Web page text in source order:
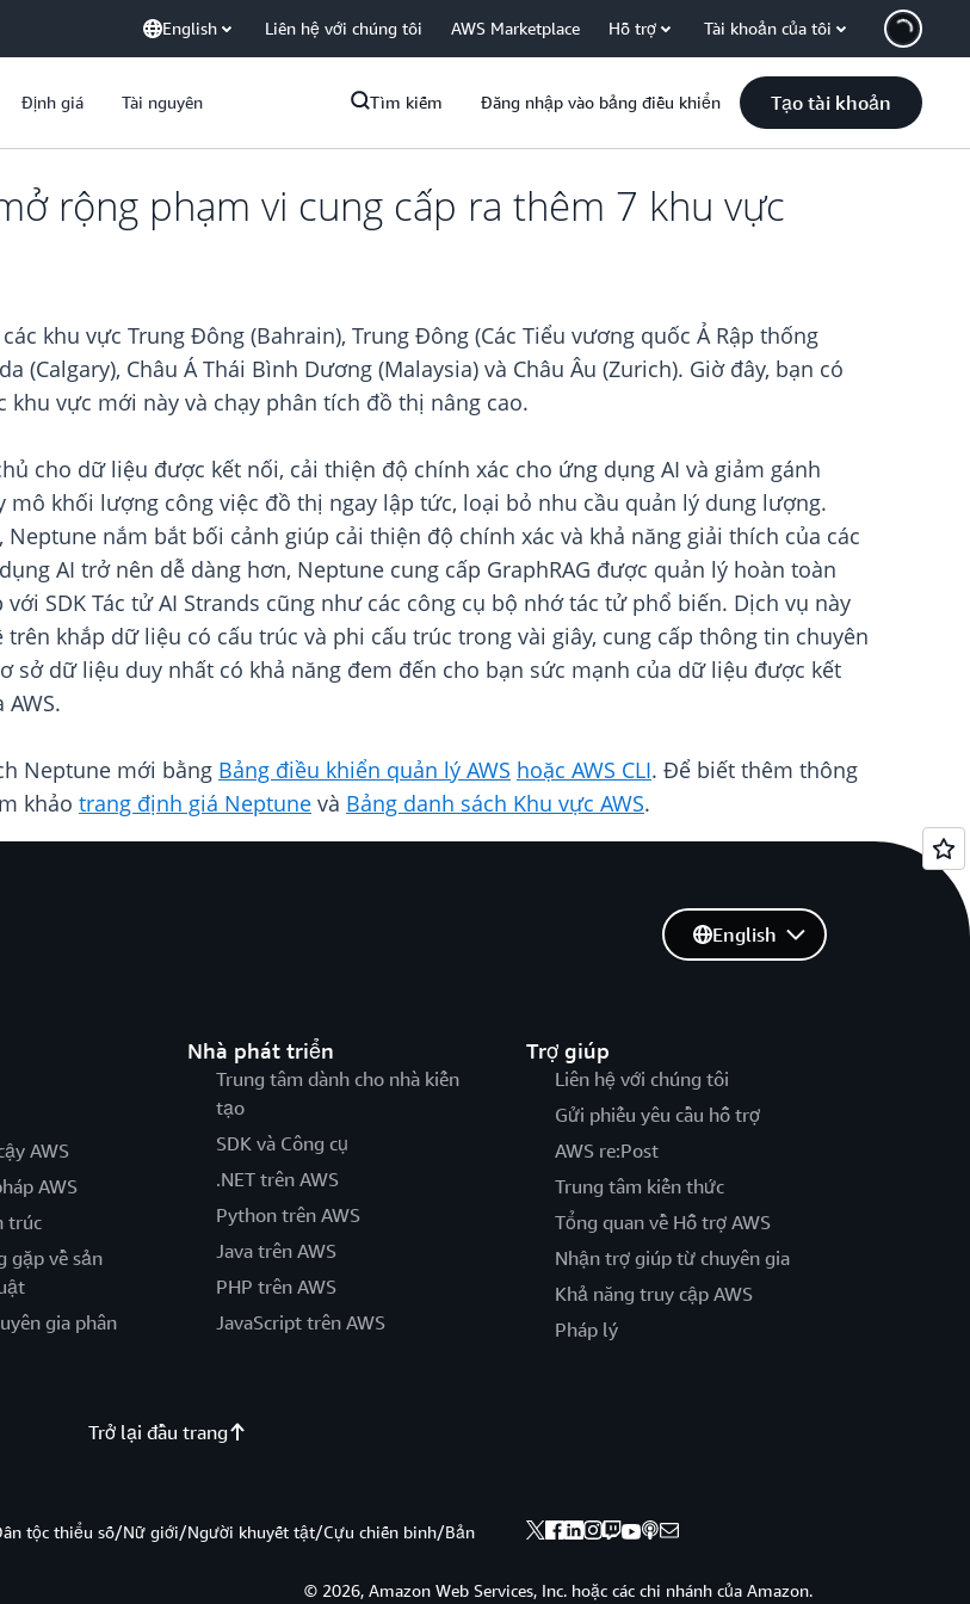
English Liên hệ với chúng tôi AWS Marketplace Hỗ trợ Tài khoản của tôi
Định giá Tài nguyên Tìm kiếm Đăng nhập vào bảng điều khiển Tạo tài khoản
rộng phạm vi cung cấp ra thêm 7 khu vực
khu vực Trung Đông (Bahrain), Trung Đông (Các Tiểu vương quốc Ả Rập thống
(Calgary), Châu Á Thái Bình Dương (Malaysia) và Châu Âu (Zurich). Giờ đây, bạn có
vực mới này và chạy phân tích đồ thị nâng cao.
cho dữ liệu được kết nối, cải thiện độ chính xác cho ứng dụng AI và giảm gánh
khối lượng công việc đồ thị ngay lập tức, loại bỏ nhu cầu quản lý dung lượng.
nắm bắt bối cảnh giúp cải thiện độ chính xác và khả năng giải thích của các
AI trở nên dễ dàng hơn, Neptune cung cấp GraphRAG được quản lý hoàn toàn
SDK Tác tử AI Strands cũng như các công cụ bộ nhớ tác tử phổ biến. Dịch vụ này
khắp dữ liệu có cấu trúc và phi cấu trúc trong vài giây, cung cấp thông tin chuyên
sở dữ liệu duy nhất có khả năng đem đến cho bạn sức mạnh của dữ liệu được kết
Neptune mới bằng Bảng điều khiển quản lý AWS hoặc AWS CLI. Để biết thêm thông
khảo trang định giá Neptune và Bảng danh sách Khu vực AWS.
AWS
AWS
trúc
gặp về sản
gia phân
Nhà phát triển
Trung tâm dành cho nhà kiến
tạo
SDK và Công cụ
.NET trên AWS
Python trên AWS
Java trên AWS
PHP trên AWS
JavaScript trên AWS
Trợ giúp
Liên hệ với chúng tôi
Gửi phiếu yêu cầu hỗ trợ
AWS re:Post
Trung tâm kiến thức
Tổng quan về Hỗ trợ AWS
Nhận trợ giúp từ chuyên gia
Khả năng truy cập AWS
Pháp lý
English
Trở lại đầu trang
tộc thiểu số/Nữ giới/Người khuyết tật/Cựu chiến binh/Bản
© 2026, Amazon Web Services, Inc. hoặc các chi nhánh của Amazon.